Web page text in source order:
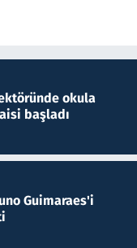
okula
başladı
Guimaraes'i